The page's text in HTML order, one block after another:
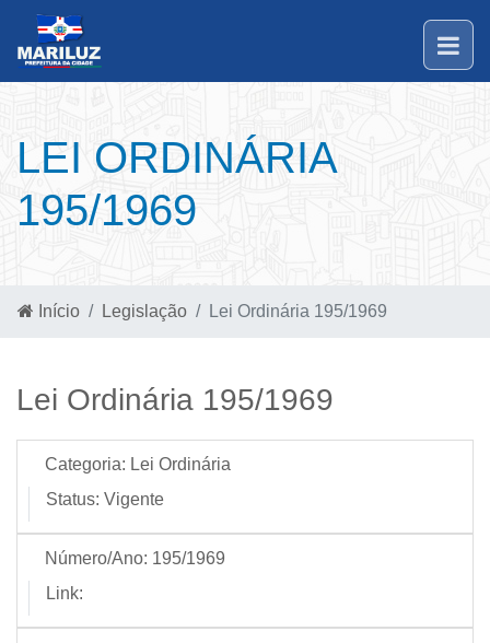
LEI ORDINÁRIA
195/1969
Início Legislação Lei Ordinária 195/1969
Lei Ordinária 195/1969
Categoria: Lei Ordinária
Status: Vigente
Número/Ano: 195/1969
Link: